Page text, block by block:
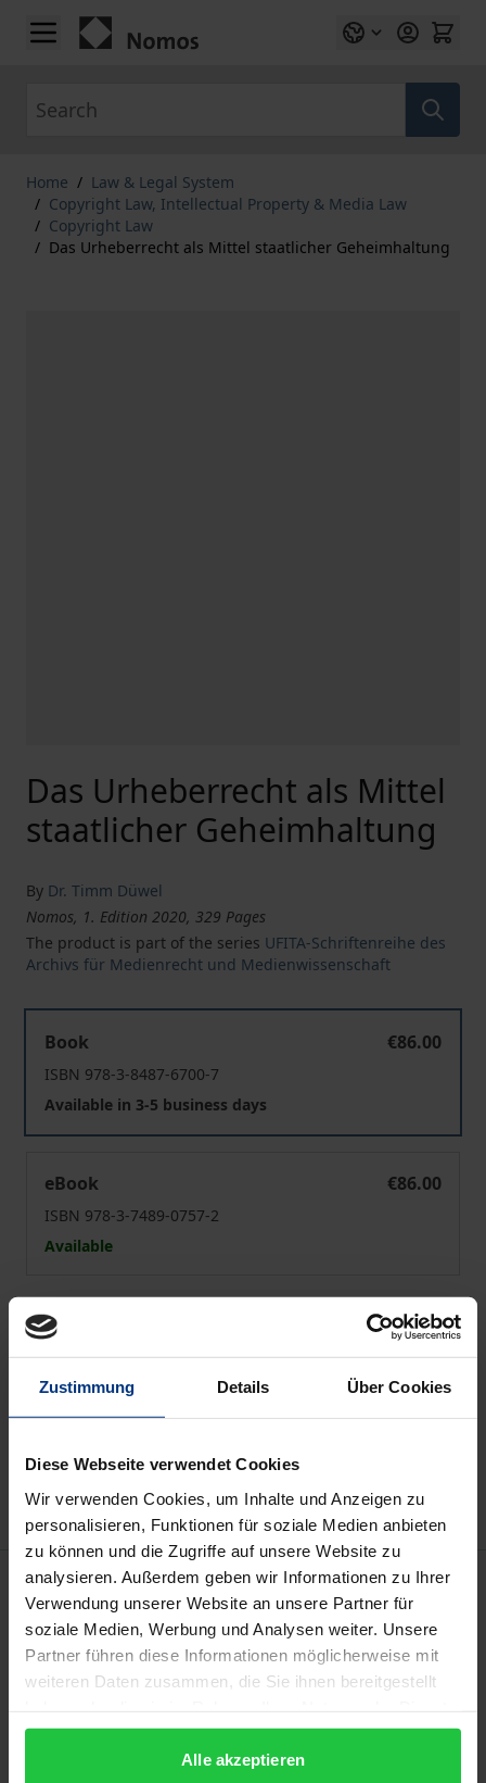
Zustimmung Details Über Cookies
Diese Webseite verwendet Cookies
Wir verwenden Cookies, um Inhalte und Anzeigen zu
personalisieren, Funktionen für soziale Medien anbieten
zu können und die Zugriffe auf unsere Website zu
analysieren. Außerdem geben wir Informationen zu Ihrer
Verwendung unserer Website an unsere Partner für
soziale Medien, Werbung und Analysen weiter. Unsere
Partner führen diese Informationen möglicherweise mit
weiteren Daten zusammen, die Sie ihnen bereitgestellt
gesammelt haben.
Alle akzeptieren
Skip to Content
Home / Law & Legal System
/ Copyright Law, Intellectual Property & Media Law
/ Copyright Law
/ Das Urheberrecht als Mittel staatlicher Geheimhaltung
Das Urheberrecht als Mittel
staatlicher Geheimhaltung
By Dr. Timm Düwel
Nomos, 1. Edition 2020, 329 Pages
The product is part of the series UFITA-Schriftenreihe des
Archivs für Medienrecht und Medienwissenschaft
Book
€86.00
ISBN 978-3-8487-6700-7
Available in 3-5 business days
eBook
€86.00
ISBN 978-3-7489-0757-2
Available
Prices include VAT. Depending on the delivery address, VAT
may vary at checkout.
Delivery cost notice
Description
Government agencies are increasingly invoking
copyright to prevent the publication of secret
platforms. This approach appears to be
incompatible with the meaning and purpose of